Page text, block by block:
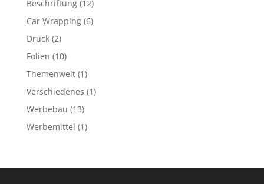
Beschriftung(12)
Car Wrapping(6)
Druck(2)
Folien (10)
Themenwelt(1)
Verschiedenes (1)
Werbebau (13)
Werbemittel (1)